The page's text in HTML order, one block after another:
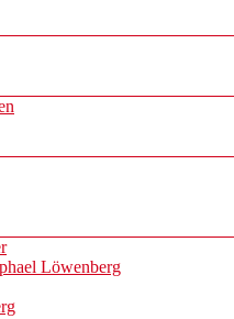
Löwenberg